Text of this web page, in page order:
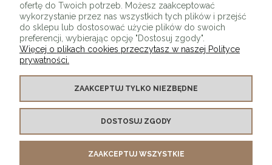
O SKLEPIE
KONTAKT Z NAMI
MOJE KONTO
ofertę do Twoich potrzeb. Możesz zaakceptować
wykorzystanie przez nas wszystkich tych plików i przejść
do sklepu lub dostosować użycie plików do swoich
preferencji, wybierając opcję "Dostosuj zgody".
Więcej o plikach cookies przeczytasz w naszej Polityce
prywatności.
ZAAKCEPTUJ TYLKO NIEZBĘDNE
DOSTOSUJ ZGODY
ZAAKCEPTUJ WSZYSTKIE